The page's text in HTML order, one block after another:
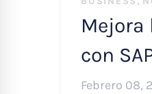
con
Febrero 08,